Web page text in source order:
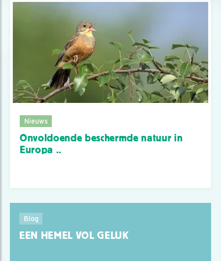
Nieuws
Onvoldoende beschermde natuur in
Europa ..
Blog
EEN HEMEL VOL GELUK